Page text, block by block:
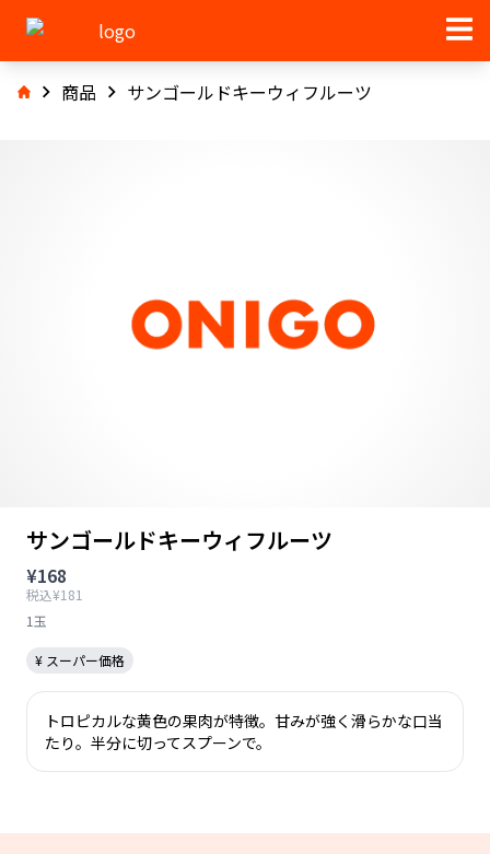
商品 サンゴールドキーウィフルーツ
サンゴールドキーウィフルーツ
¥168
税込¥181
1玉
¥ スーパー価格
トロピカルな黄色の果肉が特徴。甘みが強く滑らかな口当
たり。半分に切ってスプーンで。